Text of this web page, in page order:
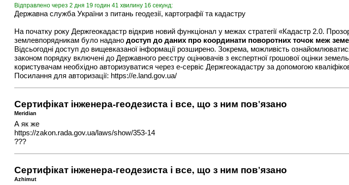
Відправлено через 2 дня 19 годин 41 хвилину 16 секунд:
Державна служба України з питань геодезії, картографії та кадастру
На початку року Держгеокадастр відкрив новий функціонал у межах стратегії «Кадастр 2.0.
землевпорядникам було наданодоступ до даних про координати поворотних точок меж
Відсьогодні доступ до вищевказаної інформації розширено. Зокрема, можливість
законом порядку включені до Державного реєстру оцінювачів з експертної грошової оцінки
користувачам необхідно авторизуватися через е-сервіс Держгеокадастру за допомогою
Посилання для авторизації: https://e.land.gov.ua/
Сертифікат інженера-геодезиста і все, що з ним пов'язано
Meridian
А як же
https://zakon.rada.gov.ua/laws/show/353-14
???
Сертифікат інженера-геодезиста і все, що з ним пов'язано
Azhimut